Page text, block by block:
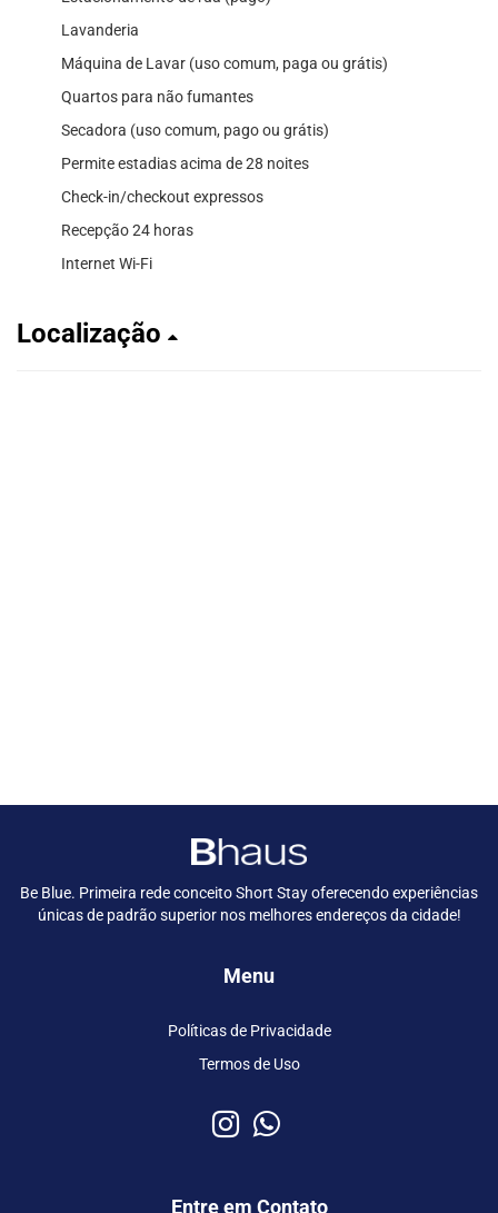
Lavanderia
Máquina de Lavar (uso comum, paga ou grátis)
Quartos para não fumantes
Secadora (uso comum, pago ou grátis)
Permite estadias acima de 28 noites
Check-in/checkout expressos
Recepção 24 horas
Internet Wi-Fi
Localização
Be Blue. Primeira rede conceito Short Stay oferecendo experiências
únicas de padrão superior nos melhores endereços da cidade!
Menu
Políticas de Privacidade
Termos de Uso
Entre em Contato